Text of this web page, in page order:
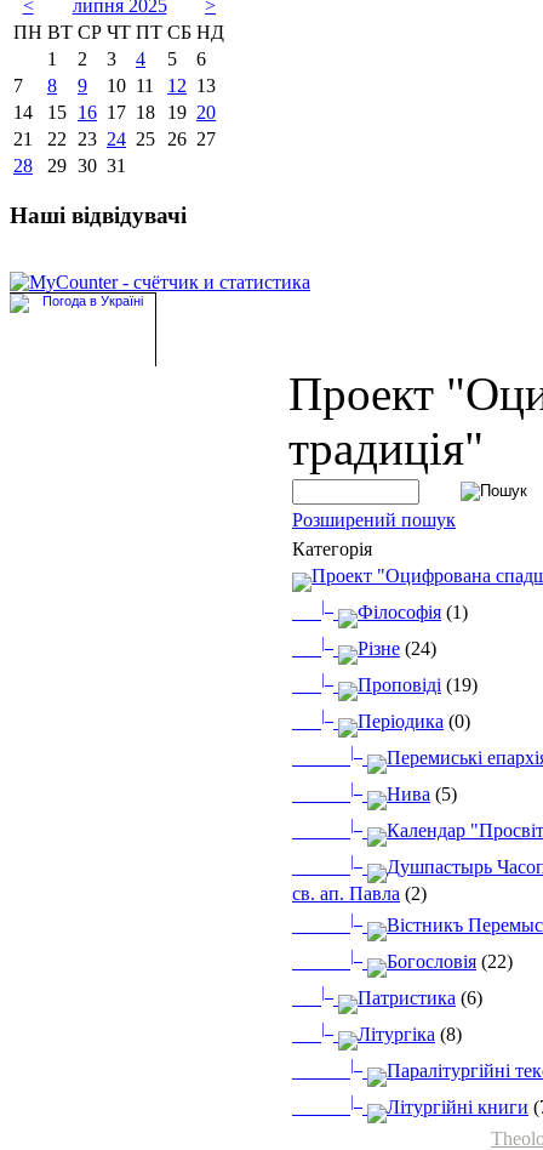
< липня 2025
>
ПН ВТ СР ЧТ ПТ СБ НД
1
2 3 4 5
6
7
8 9 10 11 12 13
14
15 16 17 18 19 20
21
22 23 24 25 26 27
28
29 30 31
Наші відвідувачі
Проект
традиція"
Розширений пошук
Категорія
Проект "Оцифрована
|_ Філософія (1)
|_ Різне (24)
|_ Проповіді (19)
|_ Періодика (0)
|_ Перемиські
|_ Нива (5)
|_ Календар
|_
Душпастырь
св. ап. Павла (2)
|_ Вістникъ
|_ Богословія (22)
|_ Патристика (6)
|_ Літургіка (8)
|_ Паралітургійні
|_ Літургійні книги